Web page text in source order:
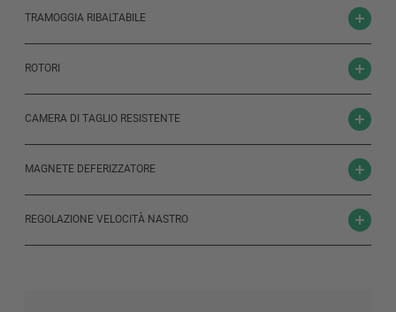
TRAMOGGIA RIBALTABILE
ROTORI
CAMERA DI TAGLIO RESISTENTE
MAGNETE DEFERIZZATORE
REGOLAZIONE VELOCITÀ NASTRO